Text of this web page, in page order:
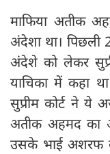
माफिया अतीक
अंदेशा था।
अंदेशे को लेकर
याचिका में कहा
सुप्रीम कोर्ट ने ये
अतीक अहमद का
उसके भाई अशरफ